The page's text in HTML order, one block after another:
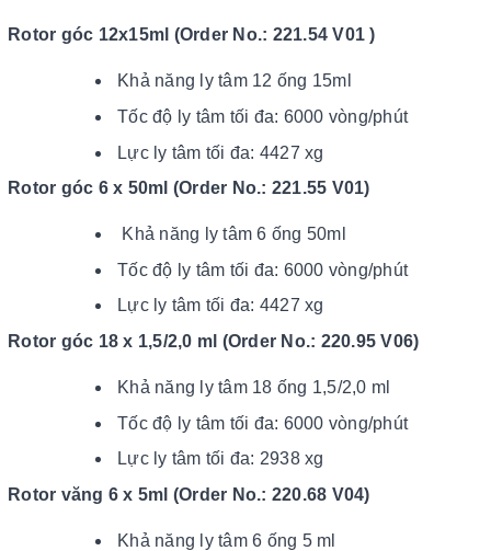
Rotor góc 12x15ml (Order No.: 221.54 V01 )
Khả năng ly tâm 12 ống 15ml
Tốc độ ly tâm tối đa: 6000 vòng/phút
Lực ly tâm tối đa: 4427 xg
Rotor góc 6 x 50ml (Order No.: 221.55 V01)
Khả năng ly tâm 6 ống 50ml
Tốc độ ly tâm tối đa: 6000 vòng/phút
Lực ly tâm tối đa: 4427 xg
Rotor góc 18 x 1,5/2,0 ml (Order No.: 220.95 V06)
Khả năng ly tâm 18 ống 1,5/2,0 ml
Tốc độ ly tâm tối đa: 6000 vòng/phút
Lực ly tâm tối đa: 2938 xg
Rotor văng 6 x 5ml (Order No.: 220.68 V04)
Khả năng ly tâm 6 ống 5 ml